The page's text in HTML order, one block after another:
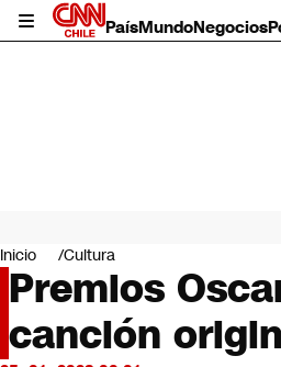
PaísMundoNegocios
Mundo
Negocios
Deportes
Programas completos
Cultura
Inicio Cultura
Premios
canción